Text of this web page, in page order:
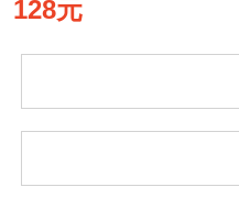
128元